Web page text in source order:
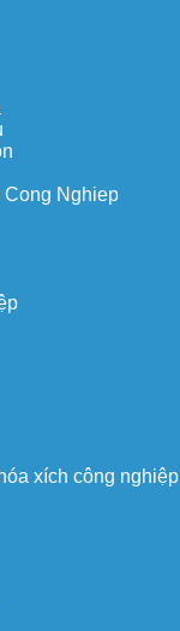
Cong Nghiep
xích công nghiệp